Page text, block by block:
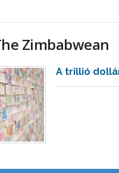
Zimbabwean
A trillió